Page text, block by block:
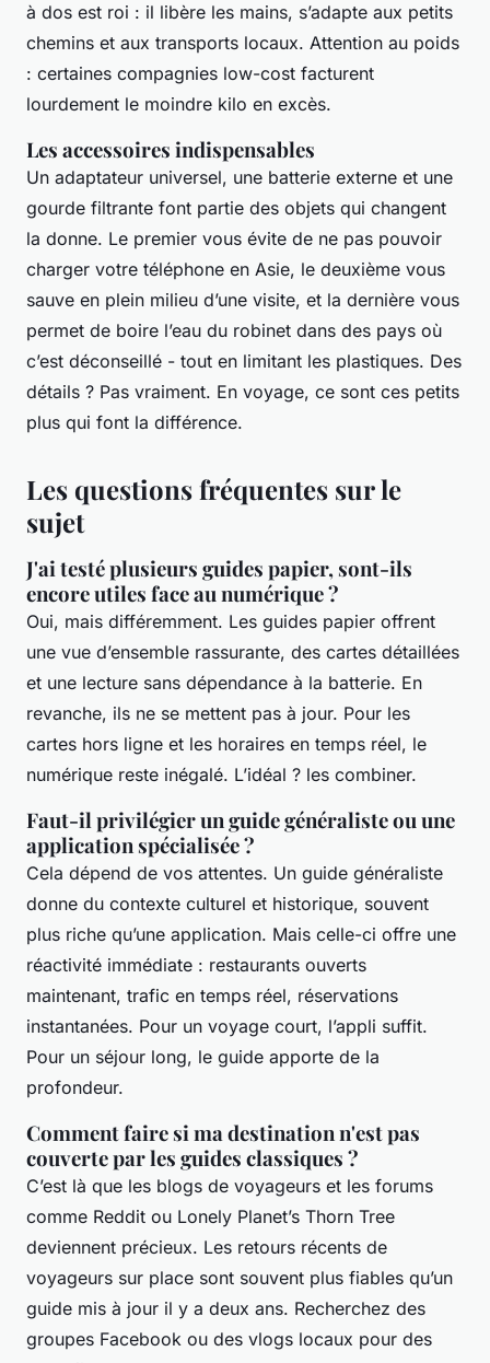
à dos est roi : il libère les mains, s’adapte aux petits
chemins et aux transports locaux. Attention au poids
: certaines compagnies low-cost facturent
lourdement le moindre kilo en excès.
Les accessoires indispensables
Un adaptateur universel, une batterie externe et une
gourde filtrante font partie des objets qui changent
la donne. Le premier vous évite de ne pas pouvoir
charger votre téléphone en Asie, le deuxième vous
sauve en plein milieu d’une visite, et la dernière vous
permet de boire l’eau du robinet dans des pays où
c’est déconseillé - tout en limitant les plastiques. Des
détails ? Pas vraiment. En voyage, ce sont ces petits
plus qui font la différence.
Les questions fréquentes sur le
sujet
J'ai testé plusieurs guides papier, sont-ils
encore utiles face au numérique ?
Oui, mais différemment. Les guides papier offrent
une vue d’ensemble rassurante, des cartes détaillées
et une lecture sans dépendance à la batterie. En
revanche, ils ne se mettent pas à jour. Pour les
cartes hors ligne et les horaires en temps réel, le
numérique reste inégalé. L’idéal ? les combiner.
Faut-il privilégier un guide généraliste ou une
application spécialisée ?
Cela dépend de vos attentes. Un guide généraliste
donne du contexte culturel et historique, souvent
plus riche qu’une application. Mais celle-ci offre une
réactivité immédiate : restaurants ouverts
maintenant, trafic en temps réel, réservations
instantanées. Pour un voyage court, l’appli suffit.
Pour un séjour long, le guide apporte de la
profondeur.
Comment faire si ma destination n'est pas
couverte par les guides classiques ?
C’est là que les blogs de voyageurs et les forums
comme Reddit ou Lonely Planet’s Thorn Tree
deviennent précieux. Les retours récents de
voyageurs sur place sont souvent plus fiables qu’un
guide mis à jour il y a deux ans. Recherchez des
groupes Facebook ou des vlogs locaux pour des